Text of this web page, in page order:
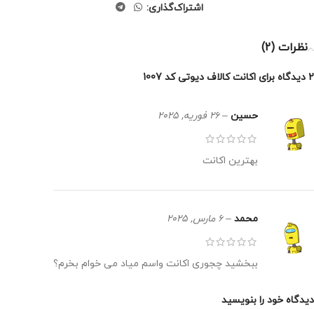
اشتراک‌گذاری:
نظرات (2)
2 دیدگاه برای اکانت کالاف دیوتی کد 1007
حسین – 26 فوریه, 2025
بهترین اکانت
محمد – 6 مارس, 2025
ببخشید چجوری اکانت واسم میاد می خوام بخرم؟
دیدگاه خود را بنویسید